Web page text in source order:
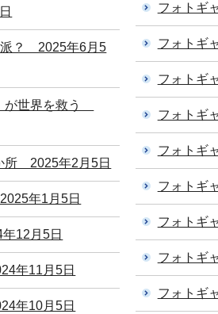
派？ 2025年6月5
が世界を救う
所 2025年2月5日
年1月5日
12月5日
年11月5日
年10月5日
フォトギ
フォトギ
フォトギ
フォトギ
フォトギ
フォトギ
フォトギ
フォトギ
フォトギ